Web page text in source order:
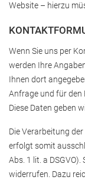
Website – hierzu
Wenn Sie uns per
werden Ihre
Ihnen dort
Anfrage und für den
Diese Daten geben
Die Verarbeitung
erfolgt somit
Abs. 1 lit. a
widerrufen. Dazu